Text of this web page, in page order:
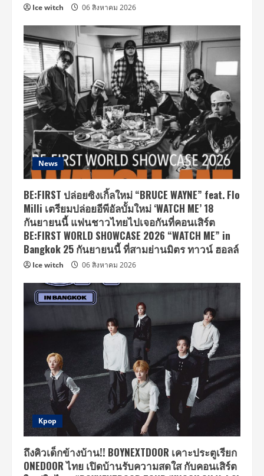
Ice witch 06 สิงหาคม 2026
News
BE:FIRST ปล่อยซิงเกิ้ลใหม่ “BRUCE WAYNE” feat. Flo
Milli เตรียมปล่อยอีพีอัลบั้มใหม่ ‘WATCH ME’ 18
กันยายนนี้ แฟนชาวไทยไปเจอกันที่คอนเสิร์ต
BE:FIRST WORLD SHOWCASE 2026 “WATCH ME” in
Bangkok 25 กันยายนนี้ ที่สามย่านมิตร ทาวน์ ฮอลล์
Ice witch 06 สิงหาคม 2026
Kpop
ถึงคิวเด็กข้างบ้าน!! BOYNEXTDOOR เคาะประตูเรียก
ONEDOOR ไทย เปิดบ้านรับความสดใส กับคอนเสิร์ต